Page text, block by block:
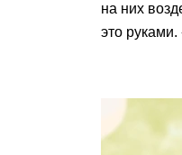
на них
это